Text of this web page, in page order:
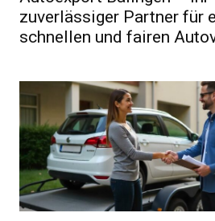
zuverlässiger Partner für
schnellen und fairen